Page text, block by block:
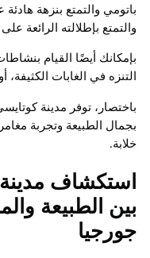
باتومي والتمتع بنزهة
والتمتع بإطلالته الرائعة
بإمكانك أيضًا القيام
التنزه في الغابات الكثيفة،
باختصار، توفر مدينة
بجمال الطبيعة وتجربة
خلابة.
استكشاف
بين الطبيعة
جورجيا